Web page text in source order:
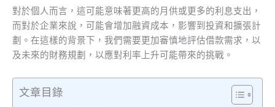
對於個人而言，這可能意味著更高的月供或更多的利息支出，
而對於企業來說，可能會增加融資成本，影響到投資和擴張計
劃。在這樣的背景下，我們需要更加審慎地評估借款需求，以
及未來的財務規劃，以應對利率上升可能帶來的挑戰。
文章目錄